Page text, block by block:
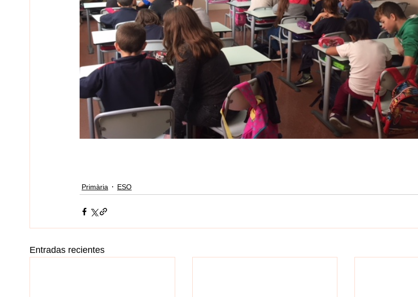
Primària ESO
Entradas recientes